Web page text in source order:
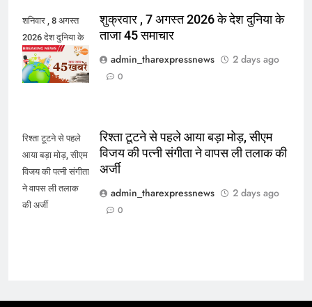
शनिवार , 8 अगस्त
2026 देश दुनिया के
45 ताजा समाचार
शुक्रवार , 7 अगस्त 2026 के देश दुनिया के
ताजा 45 समाचार
admin_tharexpressnews
2 days ago
0
रिश्ता टूटने से पहले
आया बड़ा मोड़, सीएम
विजय की पत्नी संगीता
ने वापस ली तलाक
की अर्जी
रिश्ता टूटने से पहले आया बड़ा मोड़, सीएम
विजय की पत्नी संगीता ने वापस ली तलाक की
अर्जी
admin_tharexpressnews
2 days ago
0